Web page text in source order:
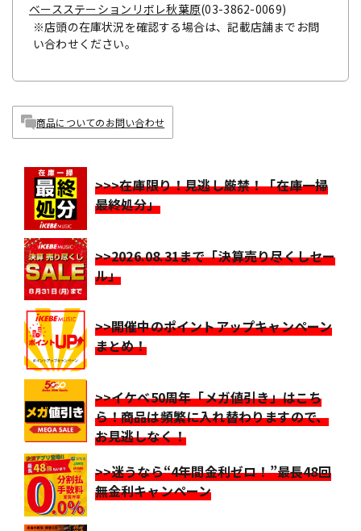
ベースステーションリボレ秋葉原(03-3862-0069)
※店頭の在庫状況を確認する場合は、記載店舗までお問
い合わせください。
商品についてのお問い合わせ
>>>在庫限り！見逃し厳禁！「在庫一掃
最終処分」
>>2026.08.31まで「決算売り尽くしセー
ル」
>>開催中のポイントアップキャンペーン
まとめ！
>>イケベ50周年「メガ値引き」はこち
ら！商品は頻繁に入れ替わりますので、
お見逃しなく！
>>迷うなら“4年間金利ゼロ！”最長48回
無金利キャンペーン